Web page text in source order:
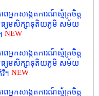
នកសង្កេតការណ៍ស្ម័គ្រចិត្ត
មធ្យមសិក្សាទុតិយភូមិ សម័យ
NEW
នកសង្កេតការណ៍ស្ម័គ្រចិត្ត
មធ្យមសិក្សាទុតិយភូមិ សម័យ
។ NEW
នកសង្កេតការណ៍ស្ម័គ្រចិត្ត